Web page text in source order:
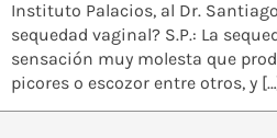
Instituto Palacios, al Dr. Santiago
sequedad vaginal? S.P.: La
sensación muy molesta que
picores o escozor entre otros, y